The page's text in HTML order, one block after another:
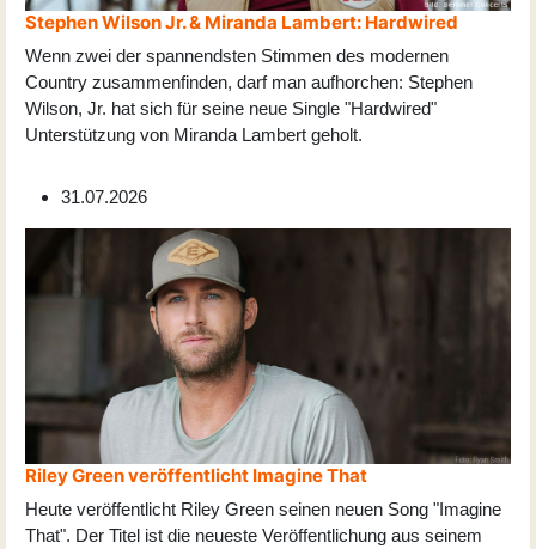
Stephen Wilson Jr. & Miranda Lambert: Hardwired
Wenn zwei der spannendsten Stimmen des modernen
Country zusammenfinden, darf man aufhorchen: Stephen
Wilson, Jr. hat sich für seine neue Single "Hardwired"
Unterstützung von Miranda Lambert geholt.
31.07.2026
Riley Green veröffentlicht Imagine That
Heute veröffentlicht Riley Green seinen neuen Song "Imagine
That". Der Titel ist die neueste Veröffentlichung aus seinem